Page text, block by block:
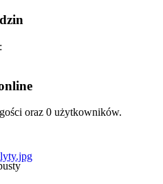
oraz 0 użytkowników.